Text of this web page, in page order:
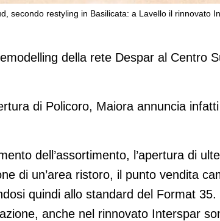
secondo restyling in Basilicata: a Lavello il rinnovato
Sud, secondo restyling in
della rete Despar al Centro
di Policoro, Maiora annuncia
dell’assortimento, l’apertura di
di un’area ristoro, il punto vendita
quindi allo standard del Format
anche nel rinnovato Interspar